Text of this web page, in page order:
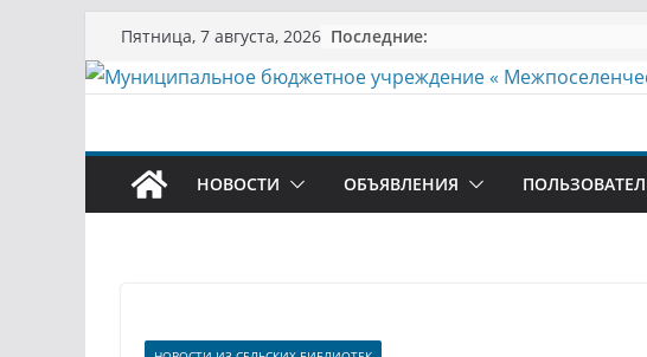
Перейти
к
содержимому
Пятница, 7 августа, 2026 Последние:
НОВОСТИ ОБЪЯВЛЕНИЯ